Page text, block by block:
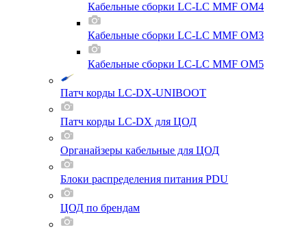
Кабельные сборки LC-LC MMF OM4
Кабельные сборки LC-LC MMF OM3
Кабельные сборки LC-LC MMF OM5
Патч корды LC-DX-UNIBOOT
Патч корды LC-DX для ЦОД
Органайзеры кабельные для ЦОД
Блоки распределения питания PDU
ЦОД по брендам